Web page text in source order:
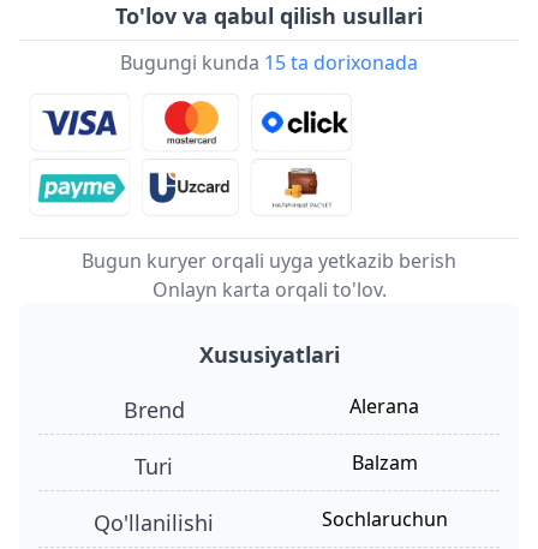
To'lov va qabul qilish usullari
Bugungi kunda 15 ta dorixonada
Bugun kuryer orqali uyga yetkazib berish
Onlayn karta orqali to'lov.
Xususiyatlari
Brend
Alerana
turi balzam
qo'llanilishi sochlaruchun